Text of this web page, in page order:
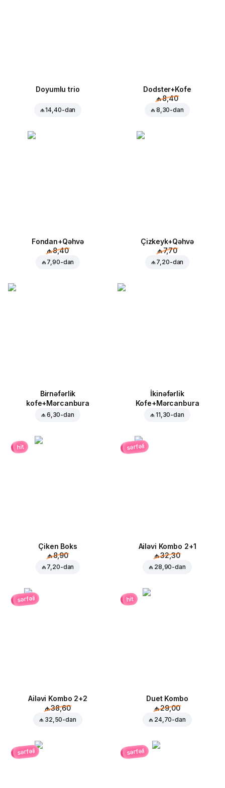
Doyumlu trio
₼ 14,40-dan
Dodster+Kofe
₼ 8,40
₼ 8,30-dan
Fondan+Qəhvə
₼ 8,40
₼ 7,90-dan
Çizkeyk+Qəhvə
₼ 7,70
₼ 7,20-dan
Birnəfərlik
kofe+Mərcanbura
₼ 6,30-dan
İkinəfərlik
Kofe+Mərcanbura
₼ 11,30-dan
hit
Çiken Boks
₼ 8,90
₼ 7,20-dan
sərfəli
Ailəvi Kombo 2+1
₼ 32,30
₼ 28,90-dan
sərfəli
Ailəvi Kombo 2+2
₼ 38,60
₼ 32,50-dan
hit
Duet Kombo
₼ 29,00
₼ 24,70-dan
sərfəli sərfəli